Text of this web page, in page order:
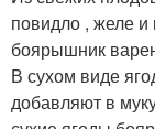
повидло , желе и
боярышник
В сухом виде
добавляют в